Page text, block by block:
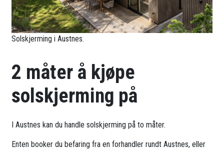
Solskjerming i Austnes.
2 måter å kjøpe
solskjerming på
I Austnes kan du handle solskjerming på to måter.
Enten booker du befaring fra en forhandler rundt Austnes, eller